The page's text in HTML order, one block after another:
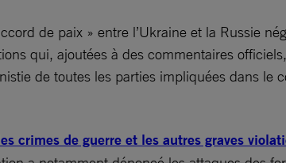
de paix » entre l’Ukraine et la Russie
qui, ajoutées à des commentaires
de toutes les parties impliquées dans
crimes de guerre et les autres graves